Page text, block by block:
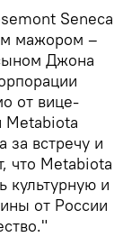
Seneca
мажором –
Джона
от вице-
Metabiota
за встречу и
что Metabiota
культурную и
от России